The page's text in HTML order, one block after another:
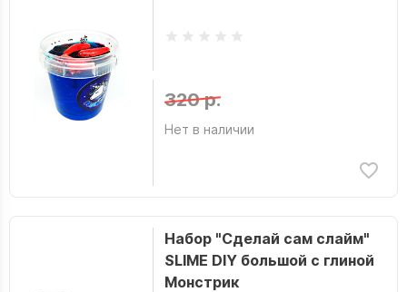
320 р.
Нет в наличии
Набор "Сделай сам слайм"
SLIME DIY большой с глиной
Монстрик